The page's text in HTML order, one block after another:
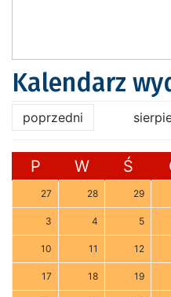
Kalendarz
poprzedni
P W Ś
27 28 29
3 4 5
10 11 12
17 18 19